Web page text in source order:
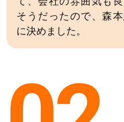
そうだったので、森本
に決めました。